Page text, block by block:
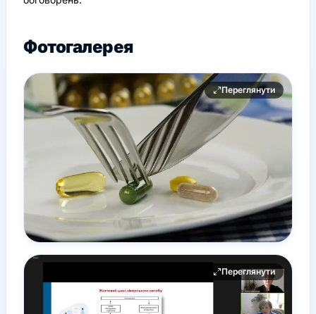
Фотогалерея
Переглянути
Переглянути